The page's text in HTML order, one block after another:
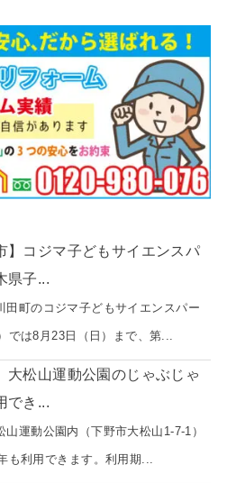
】コジマ子どもサイエンスパ
子...
田町のコジマ子どもサイエンスパー
では8月23日（日）まで、第...
大松山運動公園のじゃぶじゃ
でき...
山運動公園内（下野市大松山1-7-1）
も利用できます。利用期...